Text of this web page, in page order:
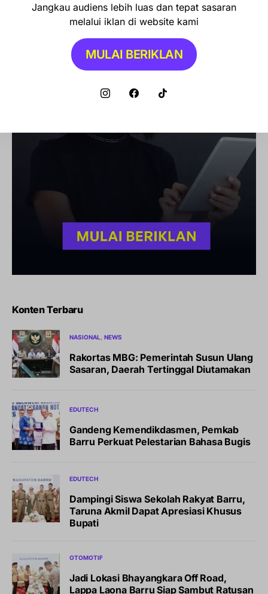
Konten Terbaru
NASIONAL NEWS
Rakortas MBG: Pemerintah Susun Ulang
Sasaran, Daerah Tertinggal Diutamakan
EDUTECH
Gandeng Kemendikdasmen, Pemkab
Barru Perkuat Pelestarian Bahasa Bugis
EDUTECH
Dampingi Siswa Sekolah Rakyat Barru,
Taruna Akmil Dapat Apresiasi Khusus
Bupati
OTOMOTIF
Jadi Lokasi Bhayangkara Off Road,
Lappa Laona Barru Siap Sambut Ratusan
Jangkau audiens lebih luas dan tepat sasaran
melalui iklan di website kami
MULAI BERIKLAN